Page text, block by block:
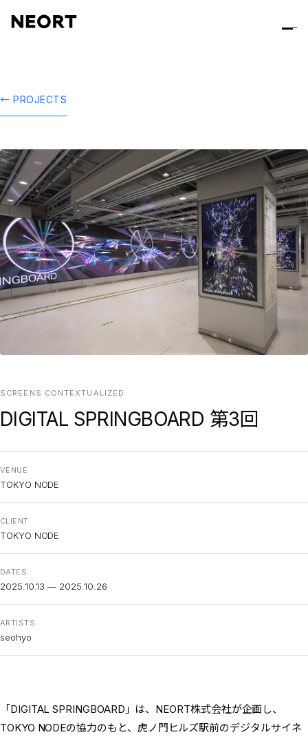
← PROJECTS
SCREENS CONTEXTUALIZED
DIGITAL SPRINGBOARD 第3回
VENUE
TOKYO NODE
CLIENT
TOKYO NODE
DATES
2025.10.13 — 2025.10.26
ARTISTS
seohyo
「DIGITAL SPRINGBOARD」は、NEORT株式会社が企画し、
TOKYO NODEの協力のもと、虎ノ門ヒルズ駅前のデジタルサイネ